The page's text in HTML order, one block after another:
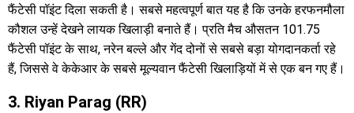
फैंटेसी पॉइंट दिला सकती है। सबसे महत्वपूर्ण बात यह है कि उनके हरफनमौला
कौशल उन्हें देखने लायक खिलाड़ी बनाते हैं। प्रति मैच औसतन 101.75
फैंटेसी पॉइंट के साथ, नरेन बल्ले और गेंद दोनों से सबसे बड़ा योगदानकर्ता रहे
हैं, जिससे वे केकेआर के सबसे मूल्यवान फैंटेसी खिलाड़ियों में से एक बन गए हैं।
3. Riyan Parag (RR)